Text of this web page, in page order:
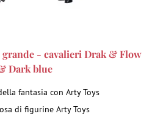
grande - cavalieri Drak & Flow
Dark blue
fantasia con Arty Toys
di figurine Arty Toys